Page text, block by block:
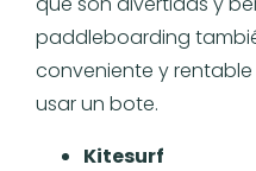
paddleboarding
conveniente y
usar un bote.
Kitesurf